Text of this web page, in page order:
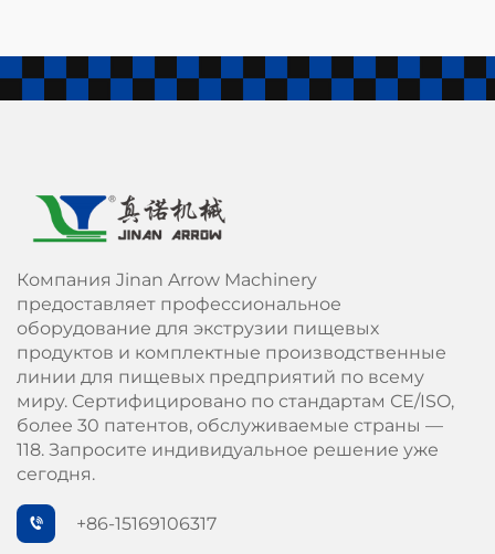
Компания Jinan Arrow Machinery
предоставляет профессиональное
оборудование для экструзии пищевых
продуктов и комплектные производственные
линии для пищевых предприятий по всему
миру. Сертифицировано по стандартам СЕ/ISO,
более 30 патентов, обслуживаемые страны —
118. Запросите индивидуальное решение уже
сегодня.
+86-15169106317